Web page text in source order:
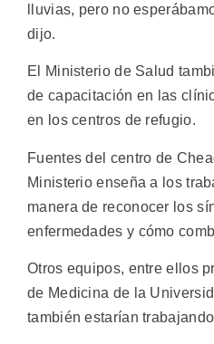
lluvias, pero no
dijo.
El Ministerio de Salud
de capacitación en las
en los centros de refugio.
Fuentes del centro de
Ministerio enseña a los
manera de reconocer los
enfermedades y cómo
Otros equipos, entre ellos
de Medicina de la
también estarían